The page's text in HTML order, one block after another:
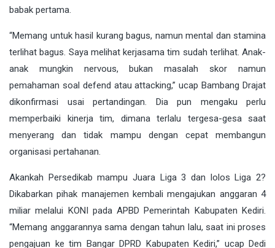
babak pertama.
“Memang untuk hasil kurang bagus, namun mental dan stamina
terlihat bagus. Saya melihat kerjasama tim sudah terlihat. Anak-
anak mungkin nervous, bukan masalah skor namun
pemahaman soal defend atau attacking,” ucap Bambang Drajat
dikonfirmasi usai pertandingan. Dia pun mengaku perlu
memperbaiki kinerja tim, dimana terlalu tergesa-gesa saat
menyerang dan tidak mampu dengan cepat membangun
organisasi pertahanan.
Akankah Persedikab mampu Juara Liga 3 dan lolos Liga 2?
Dikabarkan pihak manajemen kembali mengajukan anggaran 4
miliar melalui KONI pada APBD Pemerintah Kabupaten Kediri.
“Memang anggarannya sama dengan tahun lalu, saat ini proses
pengajuan ke tim Bangar DPRD Kabupaten Kediri,” ucap Dedi